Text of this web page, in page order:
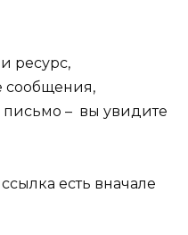
ресурс,
письмо – вы увидите
есть вначале